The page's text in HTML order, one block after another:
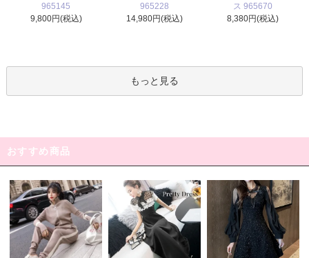
965145
9,800円(税込)
965228
14,980円(税込)
ス 965670
8,380円(税込)
もっと見る
おすすめ商品